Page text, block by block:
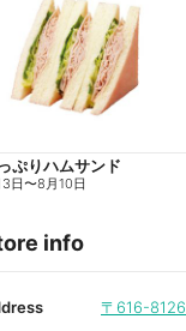
ぷりハムサンド
日〜8月10日
info
〒616-8126